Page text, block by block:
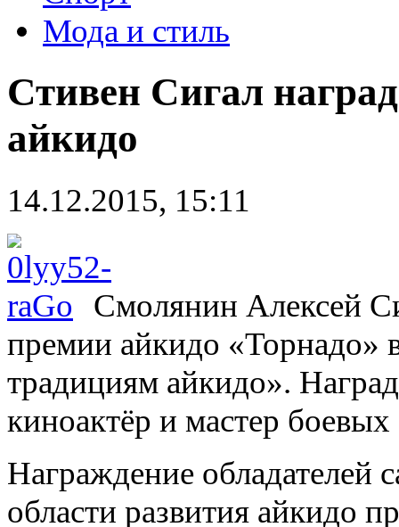
Мода и стиль
Стивен Сигал
айкидо
14.12.2015, 15:11
Смолянин Алексей
премии айкидо «Торнадо»
традициям айкидо».
киноактёр и мастер
Награждение обладателей
области развития айкидо